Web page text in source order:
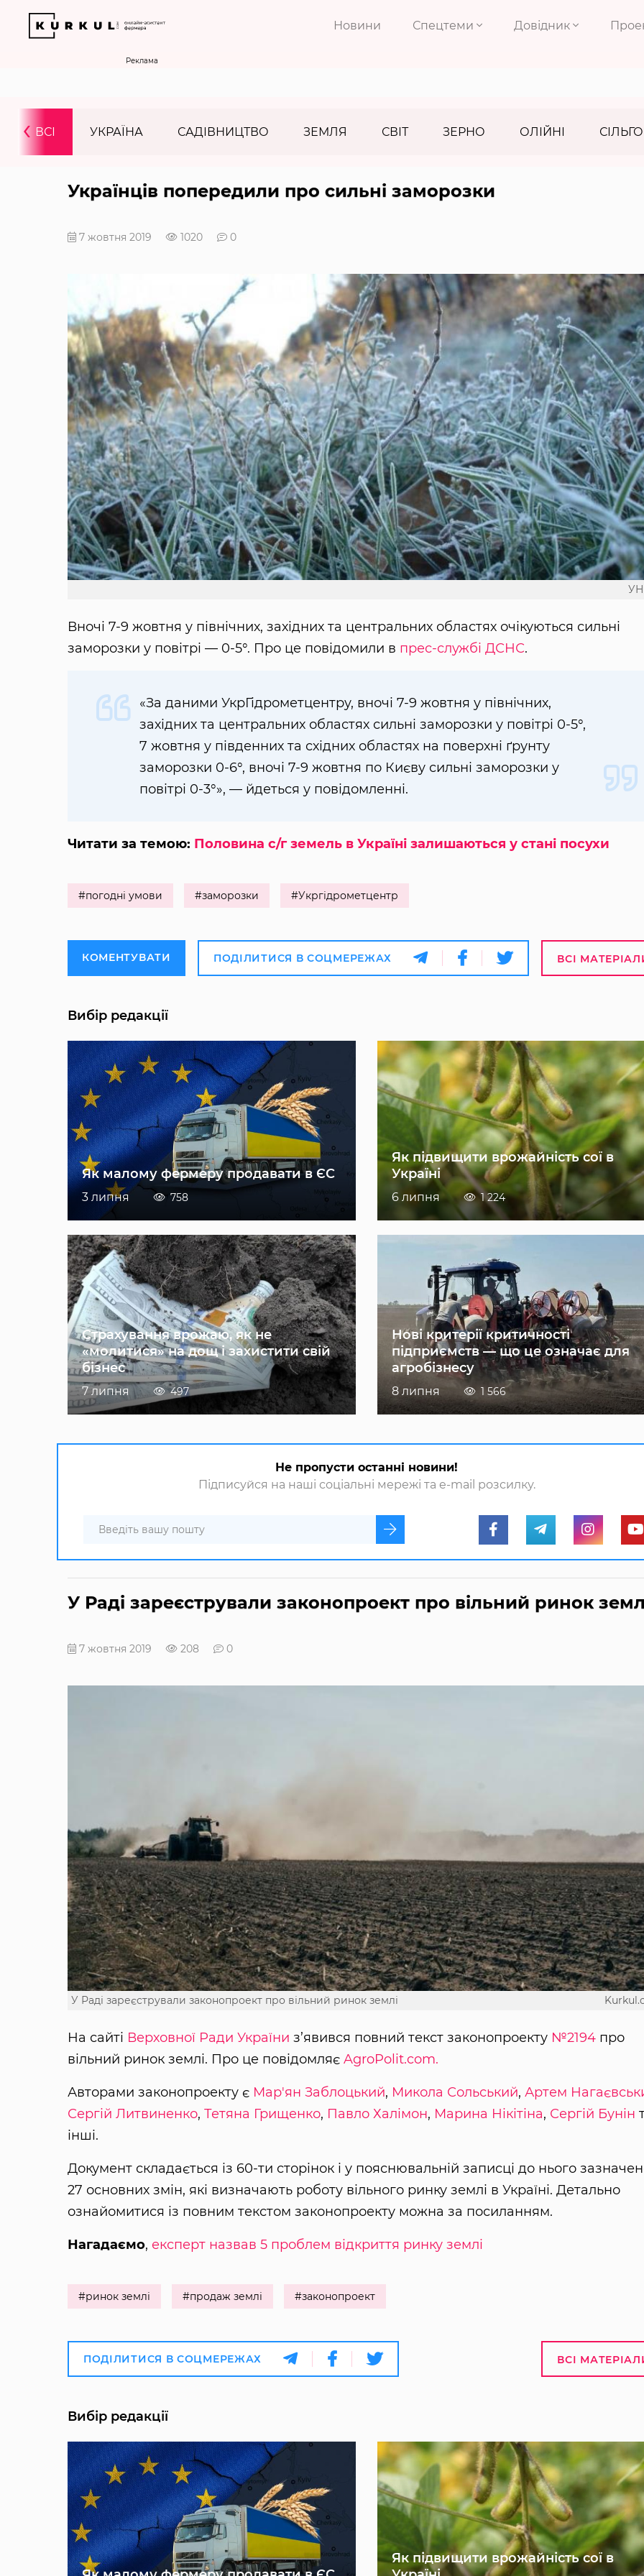
Новини Спецтеми Довідник
Реклама
ВСІ УКРАЇНА САДІВНИЦТВО ЗЕМЛЯ СВІТ ЗЕРНО ОЛІЙНІ
‹
Українців попередили про сильні заморозки
7 жовтня 2019 1020 0
Вночі 7-9 жовтня у північних, західних та центральних областях очікуються сильні
заморозки у повітрі — 0-5°. Про це повідомили в прес-службі ДСНС.
«За даними УкрГідрометцентру, вночі 7-9 жовтня у північних,
західних та центральних областях сильні заморозки у повітрі 0-5°,
7 жовтня у південних та східних областях на поверхні ґрунту
заморозки 0-6°, вночі 7-9 жовтня по Києву сильні заморозки у
повітрі 0-3°», — йдеться у повідомленні.
Читати за темою: Половина с/г земель в Україні залишаються у стані посухи
#погодні умови #заморозки #Укргідрометцентр
КОМЕНТУВАТИ ПОДІЛИТИСЯ В СОЦМЕРЕЖАХ ВСІ
Вибір редакції
Як малому фермеру продавати в ЄС
3 липня 758
Як підвищити врожайність сої в
Україні
6 липня 1 224
Страхування врожаю, як не
«молитися» на дощ і захистити свій
бізнес
7 липня 497
Нові критерії критичності
підприємств — що це означає для
агробізнесу
8 липня 1 566
Не пропусти останні новини!
Підписуйся на наші соціальні мережі та e-mail розсилку.
У Раді зареєстрували законопроект про вільний ринок
7 жовтня 2019 208 0
У Раді зареєстрували законопроект про вільний ринок землі
На сайті Верховної Ради України з’явився повний текст законопроекту №2194 про
вільний ринок землі. Про це повідомляє AgroPolit.com.
Авторами законопроекту є Мар'ян Заблоцький, Микола Сольський, Артем
Сергій Литвиненко, Тетяна Грищенко, Павло Халімон, Марина Нікітіна, Сергій Бунін
інші.
Документ складається із 60-ти сторінок і у пояснювальній записці до нього
27 основних змін, які визначають роботу вільного ринку землі в Україні. Детально
ознайомитися із повним текстом законопроекту можна за посиланням.
Нагадаємо, експерт назвав 5 проблем відкриття ринку землі
#ринок землі #продаж землі #законопроект
ПОДІЛИТИСЯ В СОЦМЕРЕЖАХ ВСІ
Вибір редакції
Як підвищити врожайність сої в